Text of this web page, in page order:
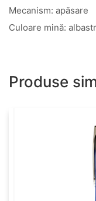
Mecanism: apăsare
Culoare mină:
Produse